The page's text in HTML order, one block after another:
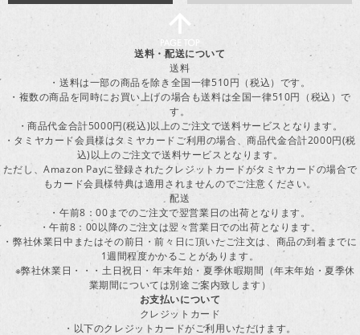
送料・配送について
送料
・送料は一部の商品を除き全国一律510円（税込）です。
・複数の商品を同時にお買い上げの場合も送料は全国一律510円（税込）で
す。
・商品代金合計5000円(税込)以上のご注文で送料サービスとなります。
・タミヤカード会員様はタミヤカードご利用の場合、商品代金合計2000円(税
込)以上のご注文で送料サービスとなります。
ただし、Amazon Payに登録されたクレジットカードがタミヤカードの場合で
もカード会員様特典は適用されませんのでご注意ください。
配送
・午前8：00までのご注文で翌営業日の出荷となります。
・午前8：00以降のご注文は翌々営業日での出荷となります。
・弊社休業日中またはその前日・前々日に頂いたご注文は、商品の到着までに
1週間程度かかることがあります。
※弊社休業日・・・土日祝日・年末年始・夏季休暇期間（年末年始・夏季休
業期間については別途ご案内致します）
お支払いについて
クレジットカード
・以下のクレジットカードがご利用いただけます。